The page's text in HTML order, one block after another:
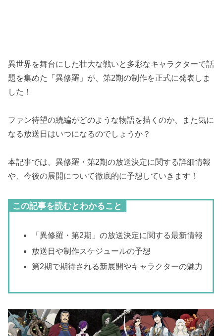
異世界を舞台にした壮大な戦いと多彩なキャラクターで話
題を集めた「異修羅」が、第2期の制作を正式に発表しま
した！
ファン待望の続編がどのような物語を描くのか、また気に
なる放送日はいつになるのでしょうか？
本記事では、異修羅・第2期の放送決定に関する詳細情報
や、今後の展開について徹底的に予想していきます！
この記事を読むとわかること
「異修羅・第2期」の放送決定に関する最新情報
放送日や制作スケジュールの予想
第2期で期待される新展開やキャラクターの魅力